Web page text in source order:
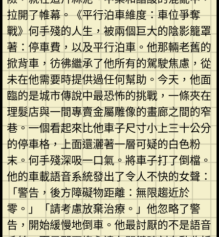
拉開了帷幕。《平行泊車維度：車位爭奪
戰》何手殘的人生，被兩個巨大的陰影籠罩
著：停車費，以及平行泊車。他那輛老舊的
掀背車，彷彿繼承了他所有的駕駛焦慮，從
未在他需要時提供過任何幫助。今天，他面
臨的是城市傳說中最恐怖的挑戰，一條夾在
理髮店與一間專賣金屬雕像的畫廊之間的窄
巷。一個看起來比他車子尺寸小上三十公分
的停車格，上面還灑著一層可疑的白色粉
末。何手殘深吸一口氣。將車子打了倒檔。
他的車載語音系統發出了令人不快的女聲：
「警告，後方障礙物距離：無限趨近於
零。」「請考慮放棄治療。」他忽略了警
告，開始緩慢地倒車。他最討厭的不是語音